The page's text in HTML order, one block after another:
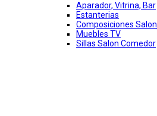
Aparador, Vitrina, Bar
Estanterias
Composiciones Salon
Muebles TV
Sillas Salon Comedor